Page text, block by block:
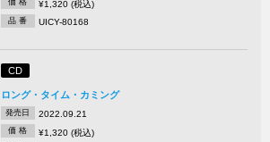
価 格 ¥1,320 (税込)
品 番 UICY-80168
CD
ロング・タイム・カミング
発売日 2022.09.21
価 格 ¥1,320 (税込)